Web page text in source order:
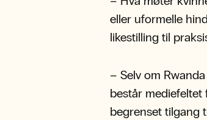
eller uformelle
likestilling til
– Selv om
består
begrenset tilgang